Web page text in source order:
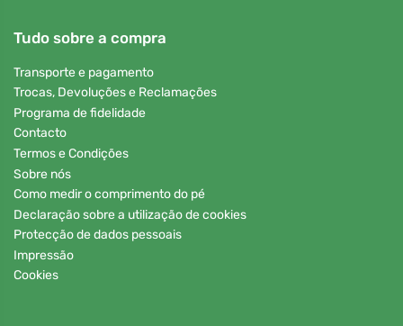
Tudo sobre a compra
Transporte e pagamento
Trocas, Devoluções e Reclamações
Programa de fidelidade
Contacto
Termos e Condições
Sobre nós
Como medir o comprimento do pé
Declaração sobre a utilização de cookies
Protecção de dados pessoais
Impressão
Cookies